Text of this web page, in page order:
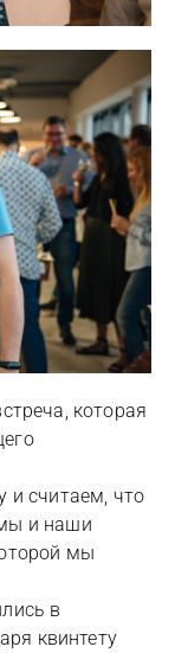
которая
считаем, что
и наши
мы
в
квинтету